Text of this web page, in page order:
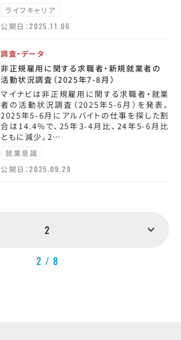
ライフキャリア
公開日：2025.11.06
調査・データ
非正規雇用に関する求職者・新規就業者の
活動状況調査（2025年7-8月）
マイナビは非正規雇用に関する求職者・就業
者の活動状況調査（2025年5-6月）を発表。
2025年5-6月にアルバイトの仕事を探した割
合は14.4%で、25年3-4月比、24年5-6月比
ともに減少。2…
就業意識
公開日：2025.09.29
2
2 / 8